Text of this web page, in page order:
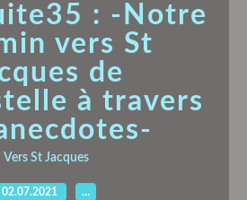
: -Notre
vers St
de
à travers
Vers St Jacques
02.07.2021 …